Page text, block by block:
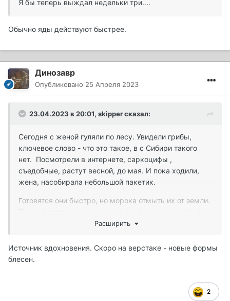
Я бы теперь выждал недельки три....
Обычно яды действуют быстрее.
Динозавр
Опубликовано 25 Апреля 2023
23.04.2023 в 20:01, skipperсказал:
Сегодня с женой гуляли по лесу. Увидели грибы,
ключевое слово - что это такое, в с Сибири такого
нет. Посмотрели в интернете, саркоцифы ,
съедобные, растут весной, до мая. И пока ходили,
жена, насобирала небольшой пакетик.
Готовятся они быстро, но морока отмыть их от земли.
Расширить
Источник вдохновения. Скоро на верстаке - новые формы
блесен.
2